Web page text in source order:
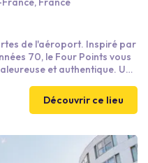
Inspiré par
70, le Four Points vous
et authentique. Un
et événements
Découvrir ce lieu